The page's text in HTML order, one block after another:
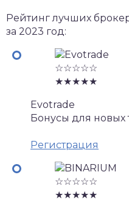
Рейтинг лучших
за 2023 год:
☆☆☆☆☆
★★★★★
Evotrade
Бонусы для новых
Регистрация
☆☆☆☆☆
★★★★★